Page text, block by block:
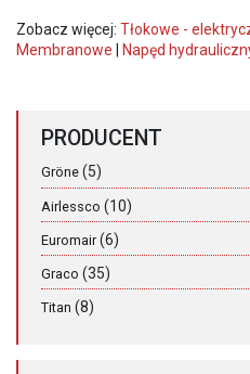
Zobacz więcej: Tłokowe -
Membranowe
Napęd
PRODUCENT
Gröne (5)
Airlessco (10)
Euromair (6)
Graco (35)
Titan (8)